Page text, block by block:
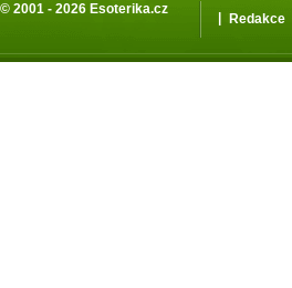
© 2001 - 2026 Esoterika.cz
| Redakce